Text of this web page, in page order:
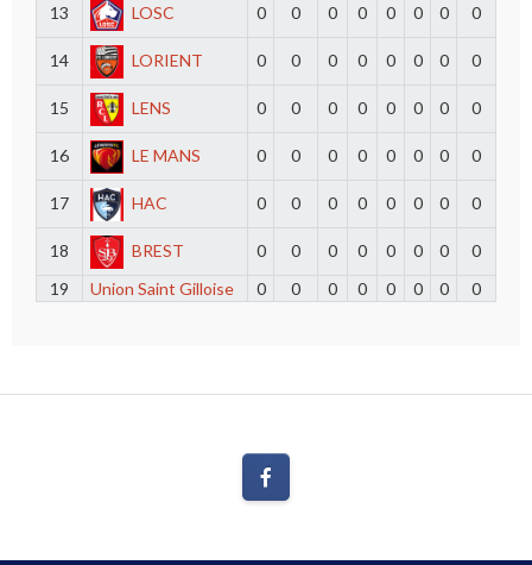
13 LOSC 0 0 0 0 0 0 0 0
14 LORIENT 0 0 0 0 0 0 0 0
15 LENS 0 0 0 0 0 0 0 0
16 LE MANS 0 0 0 0 0 0 0 0
17 HAC 0 0 0 0 0 0 0 0
18 BREST 0 0 0 0 0 0 0
0
19
Union Saint Gilloise 0 0 0 0 0 0 0 0